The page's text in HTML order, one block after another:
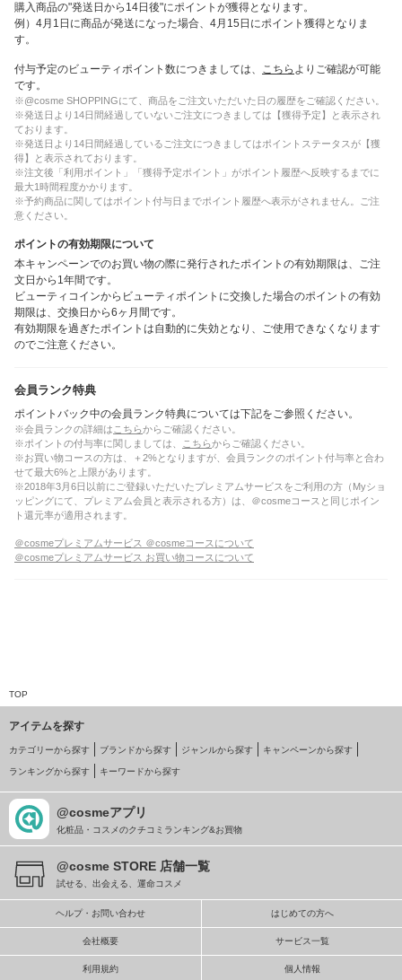
購入商品の"発送日から14日後"にポイントが獲得となります。
例）4月1日に商品が発送になった場合、4月15日にポイント獲得となりま
す。
付与予定のビューティポイント数につきましては、 こちら よりご確認が可能
です。
※@cosme SHOPPINGにて、商品をご注文いただいた日の履歴をご確認ください。
※発送日より14日間経過していないご注文につきましては【獲得予定】と表示され
ております。
※発送日より14日間経過しているご注文につきましてはポイントステータスが【獲
得】と表示されております。
※注文後「利用ポイント」「獲得予定ポイント」がポイント履歴へ反映するまでに
最大1時間程度かかります。
※予約商品に関してはポイント付与日までポイント履歴へ表示がされません。ご注
意ください。
ポイントの有効期限について
本キャンペーンでのお買い物の際に発行されたポイントの有効期限は、ご注
文日から1年間です。
ビューティコインからビューティポイントに交換した場合のポイントの有効
期限は、交換日から6ヶ月間です。
有効期限を過ぎたポイントは自動的に失効となり、ご使用できなくなります
のでご注意ください。
会員ランク特典
ポイントバック中の会員ランク特典については下記をご参照ください。
※会員ランクの詳細は こちらからご確認ください。
※ポイントの付与率に関しましては、
こちらからご確認ください。
※お買い物コースの方は、＋2%となりますが、会員ランクのポイント付与率と合わ
せて最大6%と上限があります。
※2018年3月6日以前にご登録いただいたプレミアムサービスをご利用の方（Myショ
ッピングにて、プレミアム会員と表示される方）は、＠cosmeコースと同じポイン
ト還元率が適用されます。
＠cosmeプレミアムサービス ＠cosmeコースについて
＠cosmeプレミアムサービス お買い物コースについて
TOP
アイテムを探す
カテゴリーから探す ブランドから探す ジャンルから探す キャンペーンから探す
ランキングから探す キーワードから探す
@cosmeアプリ
化粧品・コスメのクチコミランキング&お買物
@cosme STORE 店舗一覧
試せる、出会える、運命コスメ
ヘルプ・お問い合わせ はじめての方へ
会社概要 サービス一覧
利用規約 個人情報